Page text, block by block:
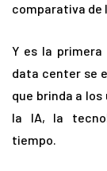
comparativa de
Y es la
data center se
que brinda a
la IA, la
tiempo.